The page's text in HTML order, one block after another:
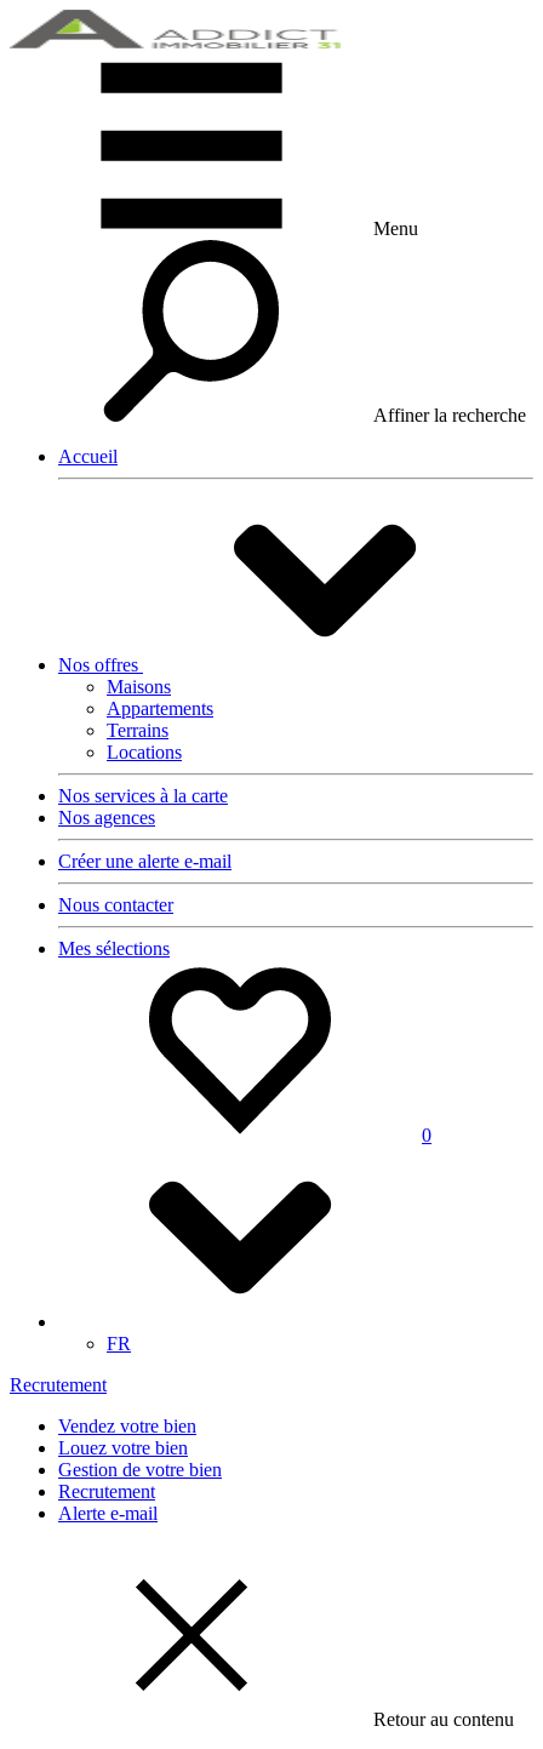
Menu
Affiner la recherche
Accueil
Nos offres
Maisons
Appartements
Terrains
Locations
Nos services à la carte
Nos agences
Créer une alerte e-mail
Nous contacter
Mes sélections
0
FR
Recrutement
Vendez votre bien
Louez votre bien
Gestion de votre bien
Recrutement
Alerte e-mail
Retour au contenu